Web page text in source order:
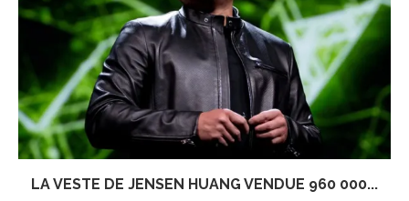
LA VESTE DE JENSEN HUANG VENDUE 960 000...